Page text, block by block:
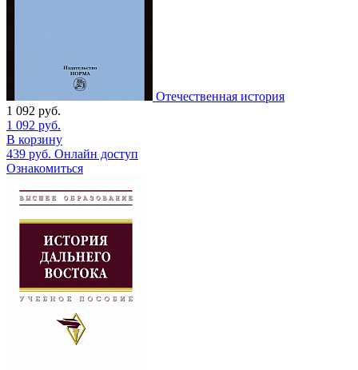
Отечественная история
1 092 руб.
1 092 руб.
В корзину
439 руб. Онлайн доступ
Ознакомиться